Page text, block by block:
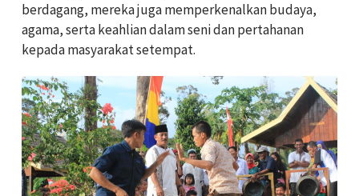
berdagang, mereka juga memperkenalkan budaya,
agama, serta keahlian dalam seni dan pertahanan
kepada masyarakat setempat.